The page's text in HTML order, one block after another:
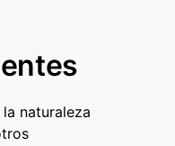
naturaleza